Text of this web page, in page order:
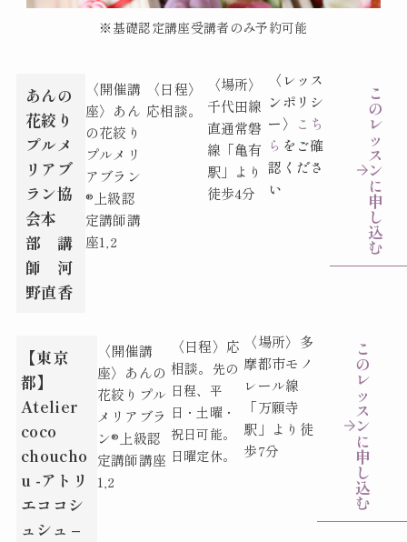
※基礎認定講座受講者のみ予約可能
あんの
花絞り
プルメ
リアブ
ラン協
会本
部 講
師 河
野直香
〈開催講
座〉 あん
の花絞り
プルメリ
アブラン
®︎上級認
定講師講
座1,2
〈日程〉
応相談。
〈場所〉
千代田線
直通常磐
線「亀有
駅」より
徒歩4分
〈レッス
ンポリシ
ー〉 こち
ら をご確
認くださ
い
こ
の
レ
ッ
ス
ン
に
申
し
込
む
【東京
都】
Atelier
coco
choucho
u -アトリ
エココシ
ュシュ –
〈開催講
座〉 あんの
花絞りプル
メリアブラ
ン®︎上級認
定講師講座
1,2
〈日程〉 応
相談。 先の
日程、平
日・土曜・
祝日可能。
日曜定休。
〈場所〉多
摩都市モノ
レール線
「万願寺
駅」より徒
歩7分
こ
の
レ
ッ
ス
ン
に
申
し
込
む